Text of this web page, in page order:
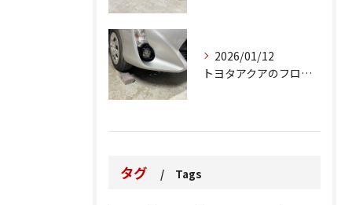
2026/01/12
トヨタアクアのフロントバンパーの右下側を縁石にぶつけてできた...
タグ Tags